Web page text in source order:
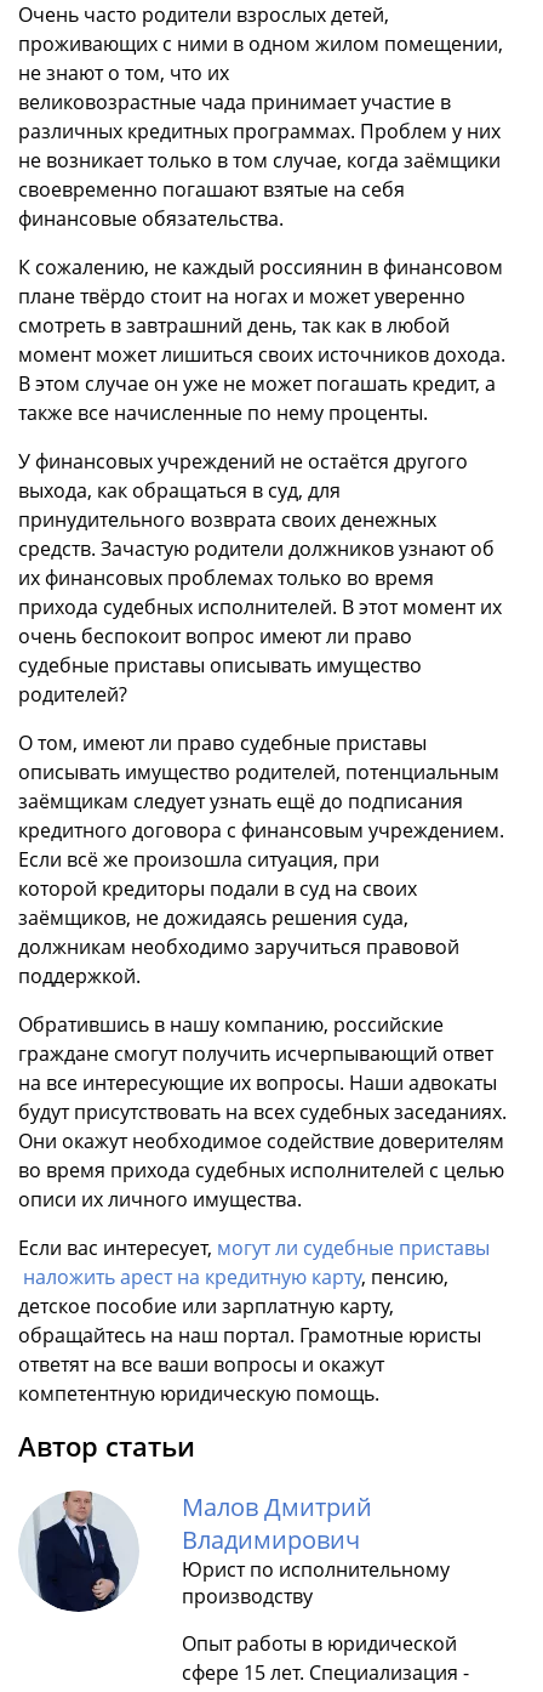
Очень часто родители взрослых детей,
проживающих с ними в одном жилом помещении,
не знают о том, что их
великовозрастные чада принимает участие в
различных кредитных программах. Проблем у них
не возникает только в том случае, когда заёмщики
своевременно погашают взятые на себя
финансовые обязательства.
К сожалению, не каждый россиянин в финансовом
плане твёрдо стоит на ногах и может уверенно
смотреть в завтрашний день, так как в любой
момент может лишиться своих источников дохода.
В этом случае он уже не может погашать кредит, а
также все начисленные по нему проценты.
У финансовых учреждений не остаётся другого
выхода, как обращаться в суд, для
принудительного возврата своих денежных
средств. Зачастую родители должников узнают об
их финансовых проблемах только во время
прихода судебных исполнителей. В этот момент их
очень беспокоит вопрос имеют ли право
судебные приставы описывать имущество
родителей?
О том, имеют ли право судебные приставы
описывать имущество родителей, потенциальным
заёмщикам следуетузнать ещё до подписания
кредитного договора с финансовым учреждением.
Если всё же произошла ситуация, при
которой кредиторы подали в суд на своих
заёмщиков, не дожидаясь решения суда,
должникам необходимо заручиться правовой
поддержкой.
Обратившись в нашу компанию, российские
граждане смогут получить исчерпывающий ответ
на все интересующие их вопросы. Наши адвокаты
будут присутствовать на всех судебных заседаниях.
Они окажут необходимое содействие доверителям
во время прихода судебных исполнителей с целью
описи их личного имущества.
Если вас интересует, могут ли судебные приставы
наложить арест на кредитную карту, пенсию,
детское пособие или зарплатную карту,
обращайтесь на наш портал. Грамотные юристы
ответят на все ваши вопросы и окажут
компетентную юридическую помощь.
Автор статьи
Малов Дмитрий
Владимирович
Юрист по исполнительному
производству
Опыт работы в юридической
сфере 15 лет. Специализация -